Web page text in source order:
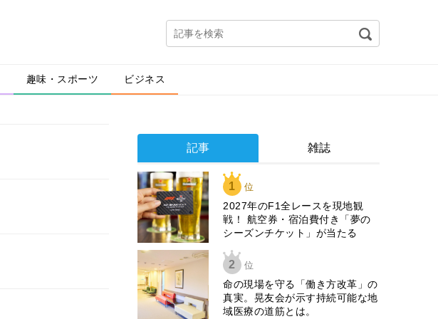
趣味・スポーツ ビジネス
記事 雑誌
1 位
2027年のF1全レースを現地観
戦！ 航空券・宿泊費付き「夢の
シーズンチケット」が当たる
2 位
​命の現場を守る「働き方改革」の
真実。晃友会が示す持続可能な地
域医療の道筋とは。